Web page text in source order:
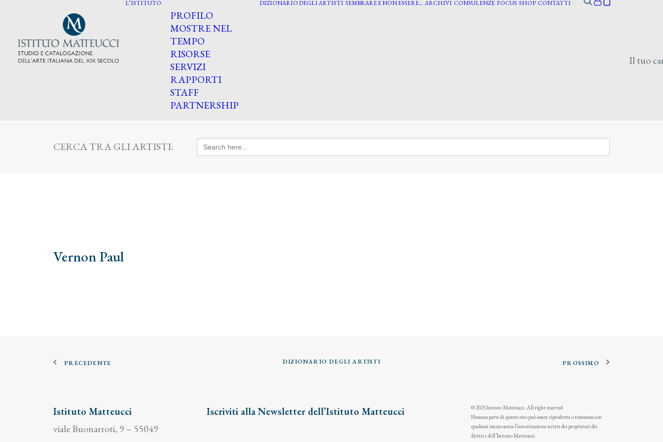
L’ISTITUTO
PROFILO
MOSTRE NEL
TEMPO
RISORSE
SERVIZI
RAPPORTI
STAFF
PARTNERSHIP
DIZIONARIO DEGLI ARTISTI SEMBRARE E NON ESSERE… ARCHIVI CONSULENZE FOCUS SHOP CONTATTI
Il tuo
CERCA TRA GLI ARTISTI: Search
for:
Vernon Paul
PRECEDENTE DIZIONARIO DEGLI ARTISTI PROSSIMO
Istituto Matteucci
viale Buonarroti, 9 – 55049
Iscriviti alla Newsletter dell’Istituto Matteucci
© 2025 Istituto Matteucci. All right reserved
Nessuna parte di questo sito può essere riprodotta o trasmessa con
qualsiasi mezzo senza l’autorizzazione scritta dei proprietari dei
diritti e dell’Istituto Matteucci